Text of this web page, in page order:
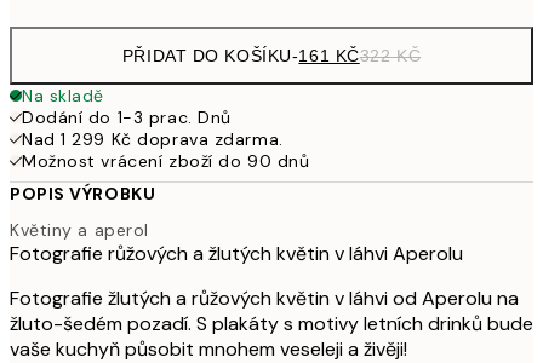
PŘIDAT DO KOŠÍKU-161 KČ322 KČ
Na skladě
Dodání do 1-3 prac. Dnů
Nad 1 299 Kč doprava zdarma.
Možnost vrácení zboží do 90 dnů
POPIS VÝROBKU
Květiny a aperol
Fotografie růžových a žlutých květin v láhvi Aperolu
Fotografie žlutých a růžových květin v láhvi od Aperolu na
žluto-šedém pozadí. S plakáty s motivy letních drinků bude
vaše kuchyň působit mnohem veseleji a živěji!